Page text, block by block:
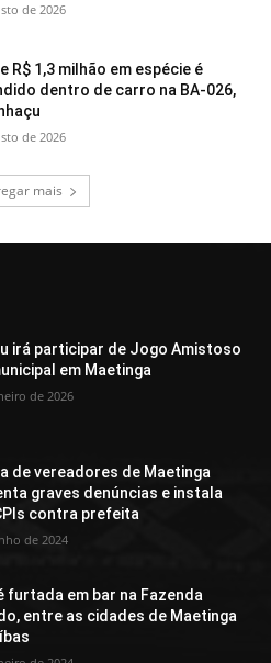
de 2026
R$ 1,3 milhão em espécie é
dentro de carro na BA-026,
de 2026
mais
irá participar de Jogo Amistoso
em Maetinga
de 2026
de vereadores de Maetinga
graves denúncias e instala
contra prefeita
de 2024
furtada em bar na Fazenda
entre as cidades de Maetinga